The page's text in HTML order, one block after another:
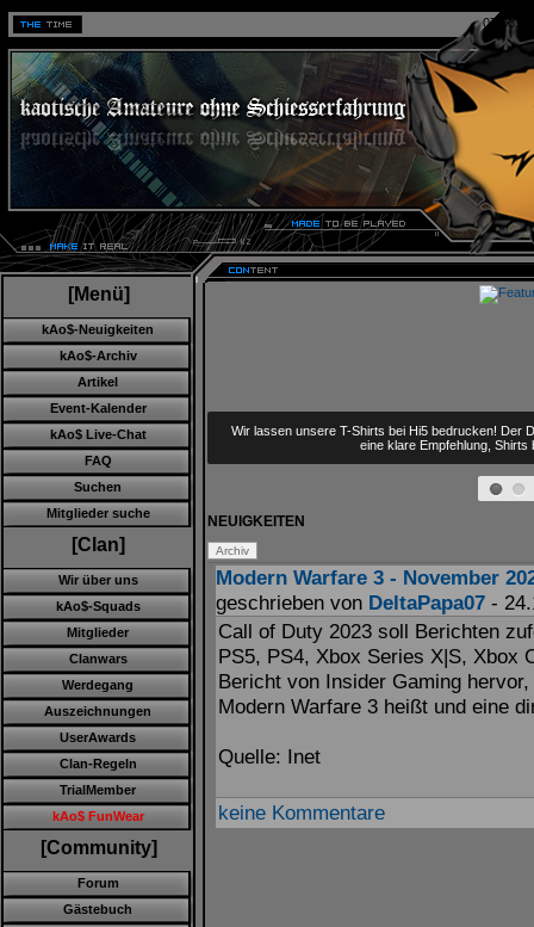
[Menü]
kAo$-Neuigkeiten
kAo$-Archiv
Artikel
Event-Kalender
kAo$ Live-Chat
FAQ
Suchen
Mitglieder suche
[Clan]
Wir über uns
kAo$-Squads
Mitglieder
Clanwars
Werdegang
Auszeichnungen
UserAwards
Clan-Regeln
TrialMember
kAo$ FunWear
[Community]
Forum
Gästebuch
Wir lassen unsere T-Shirts bei Hi5 bedrucken! Der
eine klare Empfehlung,
NEUIGKEITEN
Modern Warfare 3 - November
geschrieben von DeltaPapa07-
Call of Duty 2023 soll Berichten
PS5, PS4, Xbox Series X|S, Xbox
Bericht von Insider Gaming
Modern Warfare 3 heißt und eine
Quelle: Inet
keine Kommentare